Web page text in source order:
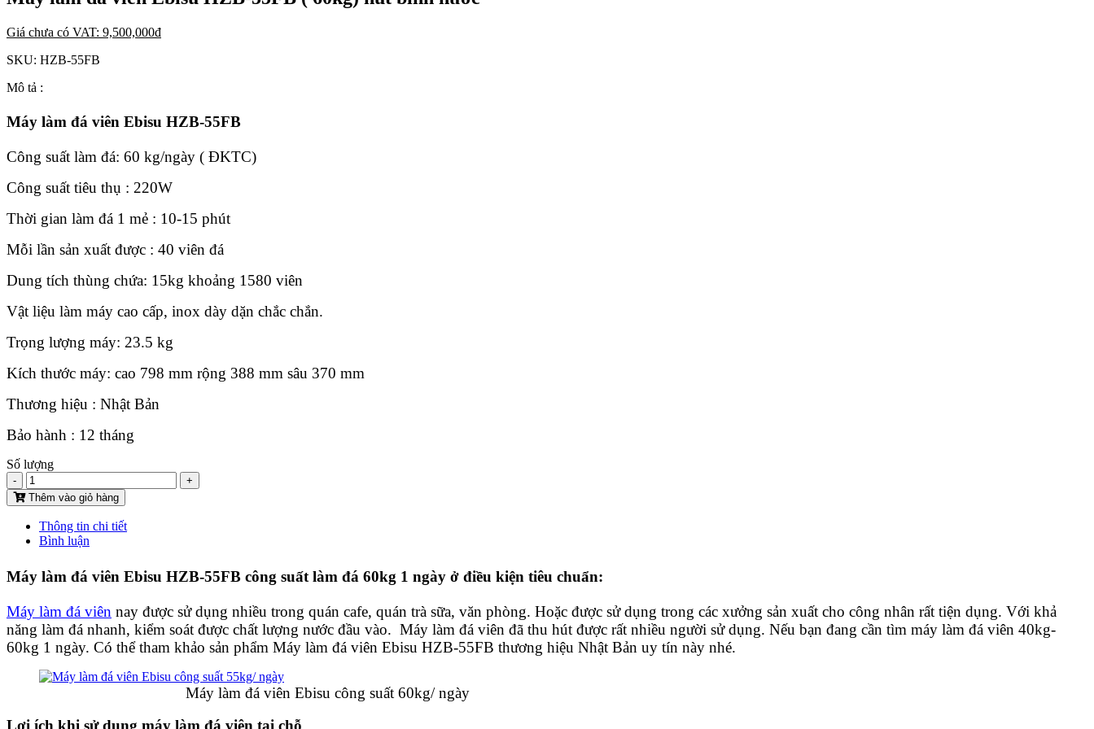
Giá chưa có VAT: 9,500,000đ
SKU: HZB-55FB
Mô tả :
Máy làm đá viên Ebisu HZB-55FB
Công suất làm đá: 60 kg/ngày ( ĐKTC)
Công suất tiêu thụ : 220W
Thời gian làm đá 1 mẻ : 10-15 phút
Mỗi lần sản xuất được : 40 viên đá
Dung tích thùng chứa: 15kg khoảng 1580 viên
Vật liệu làm máy cao cấp, inox dày dặn chắc chắn.
Trọng lượng máy: 23.5 kg
Kích thước máy: cao 798 mm rộng 388 mm sâu 370 mm
Thương hiệu : Nhật Bản
Bảo hành : 12 tháng
Số lượng
-
+
Thêm vào giỏ hàng
Thông tin chi tiết
Bình luận
Máy làm đá viên Ebisu HZB-55FB công suất làm đá 60kg 1 ngày ở điều kiện tiêu chuẩn:
Máy làm đá viên nay được sử dụng nhiều trong quán cafe, quán trà sữa, văn phòng. Hoặc được sử dụng trong các xưởng sản xuất cho công nhân rất tiện dụng. Với khả
năng làm đá nhanh, kiểm soát được chất lượng nước đầu vào. Máy làm đá viên đã thu hút được rất nhiều người sử dụng. Nếu bạn đang cần tìm máy làm đá viên 40kg-
60kg 1 ngày. Có thể tham khảo sản phẩm Máy làm đá viên Ebisu HZB-55FB thương hiệu Nhật Bản uy tín này nhé.
Máy làm đá viên Ebisu công suất 60kg/ ngày